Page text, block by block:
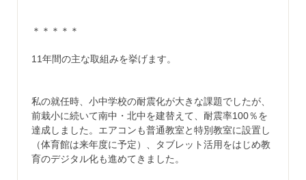
＊＊＊＊＊
11年間の主な取組みを挙げます。
私の就任時、小中学校の耐震化が大きな課題でしたが、
前栽小に続いて南中・北中を建替えて、耐震率100％を
達成しました。エアコンも普通教室と特別教室に設置し
（体育館は来年度に予定）、タブレット活用をはじめ教
育のデジタル化も進めてきました。